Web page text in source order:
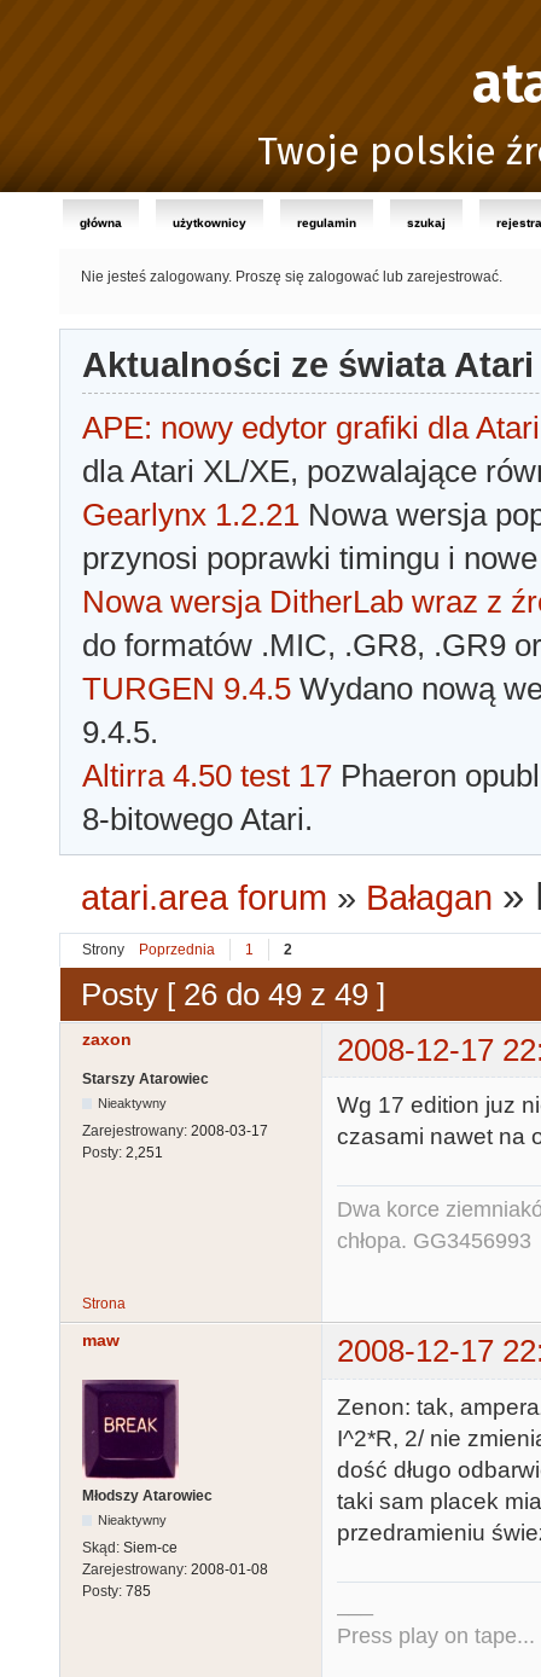
Twoje polskie
główna użytkownicy regulamin szukaj
Nie jesteś zalogowany. Proszę się zalogować lub zarejestrować.
Aktualności ze świata Atari
APE: nowy edytor grafiki dla Atari
dla Atari XL/XE, pozwalające
Gearlynx 1.2.21 Nowa wersja
przynosi poprawki timingu i
Nowa wersja DitherLab wraz z
do formatów .MIC, .GR8, .GR9
TURGEN 9.4.5 Wydano nową
9.4.5.
Altirra 4.50 test 17 Phaeron
8-bitowego Atari.
atari.area forum » Bałagan »
Strony Poprzednia 1 2
Posty [ 26 do 49 z 49 ]
zaxon 2008-12-17
Starszy Atarowiec
Nieaktywny
Zarejestrowany: 2008-03-17
Posty: 2,251
Wg 17 edition juz
czasami nawet na
Dwa korce
chłopa. GG3456993
Strona
maw 2008-12-17
Młodszy Atarowiec
Nieaktywny
Skąd: Siem-ce
Zarejestrowany: 2008-01-08
Posty: 785
Zenon: tak,
I^2*R, 2/ nie
dość długo
taki sam placek
przedramieniu
Press play on tape...